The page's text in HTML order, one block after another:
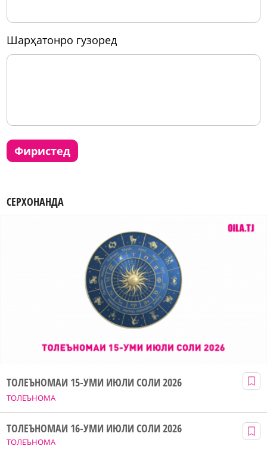
шарҳатонро гузоред
фиристед
СЕРХОНАНДА
ТОЛЕЪНОМА
ТОЛЕЪНОМАИ 15-УМИ ИЮЛИ СОЛИ 2026
ТОЛЕЪНОМА
ТОЛЕЪНОМАИ 16-УМИ ИЮЛИ СОЛИ 2026